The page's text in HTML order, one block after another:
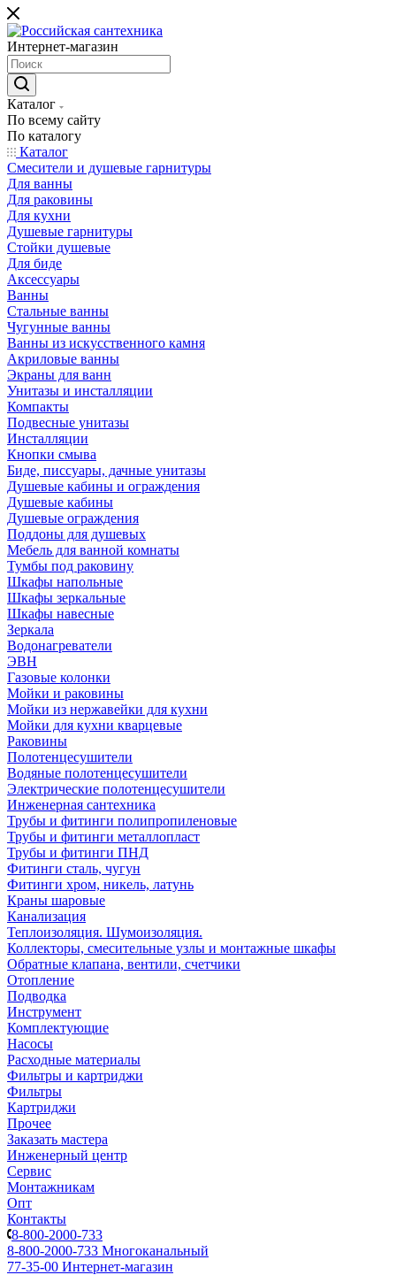
Интернет-магазин
Каталог
По всему сайту
По каталогу
Каталог
Смесители и душевые гарнитуры
Для ванны
Для раковины
Для кухни
Душевые гарнитуры
Стойки душевые
Для биде
Аксессуары
Ванны
Стальные ванны
Чугунные ванны
Ванны из искусственного камня
Акриловые ванны
Экраны для ванн
Унитазы и инсталляции
Компакты
Подвесные унитазы
Инсталляции
Кнопки смыва
Биде, писсуары, дачные унитазы
Душевые кабины и ограждения
Душевые кабины
Душевые ограждения
Поддоны для душевых
Мебель для ванной комнаты
Тумбы под раковину
Шкафы напольные
Шкафы зеркальные
Шкафы навесные
Зеркала
Водонагреватели
ЭВН
Газовые колонки
Мойки и раковины
Мойки из нержавейки для кухни
Мойки для кухни кварцевые
Раковины
Полотенцесушители
Водяные полотенцесушители
Электрические полотенцесушители
Инженерная сантехника
Трубы и фитинги полипропиленовые
Трубы и фитинги металлопласт
Трубы и фитинги ПНД
Фитинги сталь, чугун
Фитинги хром, никель, латунь
Краны шаровые
Канализация
Теплоизоляция. Шумоизоляция.
Коллекторы, смесительные узлы и монтажные шкафы
Обратные клапана, вентили, счетчики
Отопление
Подводка
Инструмент
Комплектующие
Насосы
Расходные материалы
Фильтры и картриджи
Фильтры
Картриджи
Прочее
Заказать мастера
Инженерный центр
Сервис
Монтажникам
Опт
Контакты
8-800-2000-733
8-800-2000-733 Многоканальный
77-35-00 Интернет-магазин